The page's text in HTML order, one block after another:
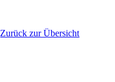
Zurück zur Übersicht